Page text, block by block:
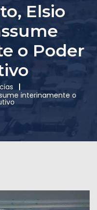
Elsio
o Poder
interinamente o